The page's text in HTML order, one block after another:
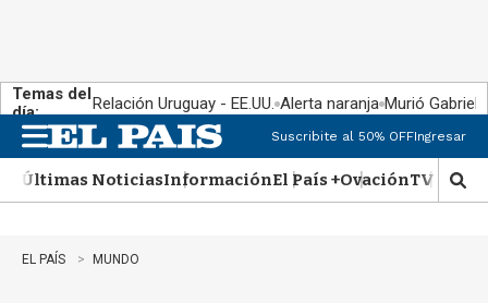
Temas del
día:
Relación Uruguay - EE.UU. Alerta naranja Murió Gabriel
n
u
Suscribite al 50% OFFIngresar
Últimas NoticiasInformaciónEl País +OvaciónTV Show
M
o
EL PAÍS MUNDO